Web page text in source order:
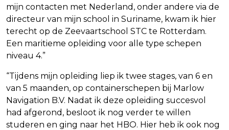
mijn contacten met Nederland, onder andere via de
directeur van mijn school in Suriname, kwam ik hier
terecht op de Zeevaartschool STC te Rotterdam.
Een maritieme opleiding voor alle type schepen
niveau 4.”
“Tijdens mijn opleiding liep ik twee stages, van 6 en
van 5 maanden, op containerschepen bij Marlow
Navigation B.V. Nadat ik deze opleiding succesvol
had afgerond, besloot ik nog verder te willen
studeren en ging naar het HBO. Hier heb ik ook nog